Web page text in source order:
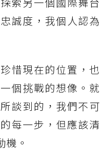
誠度，我個人認為
惜現在的位置，也
個挑戰的想像。就
談到的，我們不可
每一步，但應該清
機。